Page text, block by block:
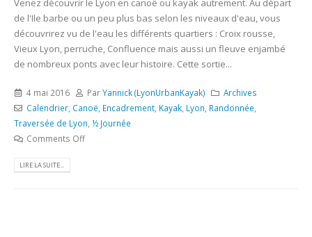
Venez découvrir le Lyon en canoë ou kayak autrement. Au départ
de l'Ile barbe ou un peu plus bas selon les niveaux d'eau, vous
découvrirez vu de l'eau les différents quartiers : Croix rousse,
Vieux Lyon, perruche, Confluence mais aussi un fleuve enjambé
de nombreux ponts avec leur histoire. Cette sortie...
4 mai 2016 ParYannick (LyonUrbanKayak)
Archives
Calendrier, Canoë Encadrement, Kayak, Lyon Randonnée
Traversée de Lyon ½ Journée
Comments Off
LIRE LA SUITE...